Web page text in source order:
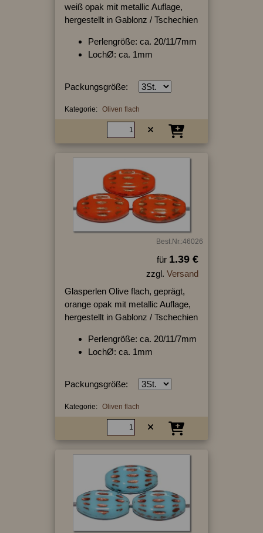
weiß opak mit metallic Auflage,
hergestellt in Gablonz / Tschechien
Perlengröße: ca. 20/11/7mm
LochØ: ca. 1mm
Packungsgröße:
Kategorie: Oliven flach
Best.Nr.:46026
für 1.39 €
zzgl. Versand
Glasperlen Olive flach, geprägt,
orange opak mit metallic Auflage,
hergestellt in Gablonz / Tschechien
Perlengröße: ca. 20/11/7mm
LochØ: ca. 1mm
Packungsgröße:
Kategorie: Oliven flach